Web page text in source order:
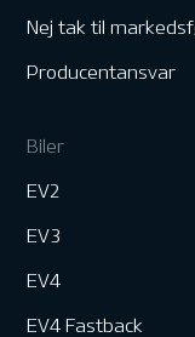
Nej tak til
Producentansvar
Biler
EV2
EV3
EV4
EV4 Fastback